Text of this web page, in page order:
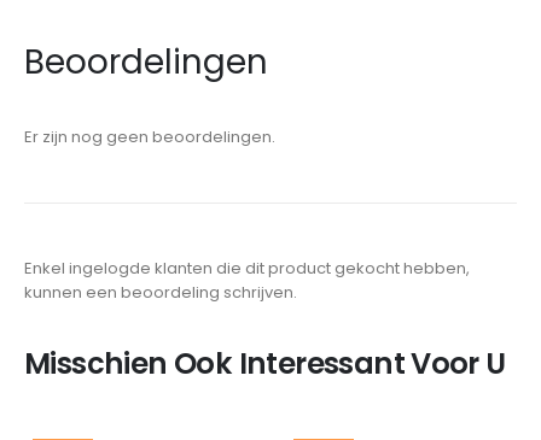
Beoordelingen
Er zijn nog geen beoordelingen.
Enkel ingelogde klanten die dit product gekocht hebben,
kunnen een beoordeling schrijven.
Misschien Ook Interessant Voor U